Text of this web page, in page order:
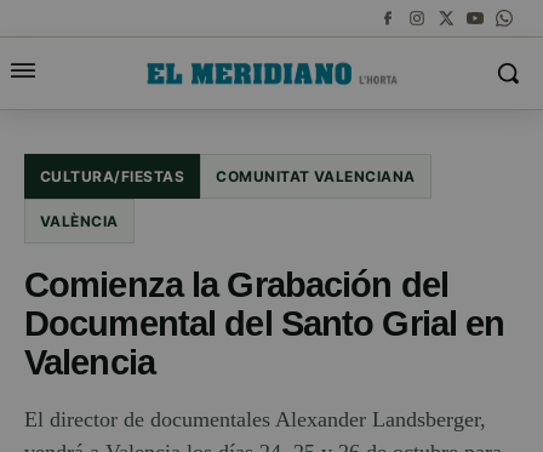
CULTURA/FIESTAS COMUNITAT VALENCIANA
VALÈNCIA
Comienza la Grabación del
Documental del Santo Grial en
Valencia
El director de documentales Alexander Landsberger,